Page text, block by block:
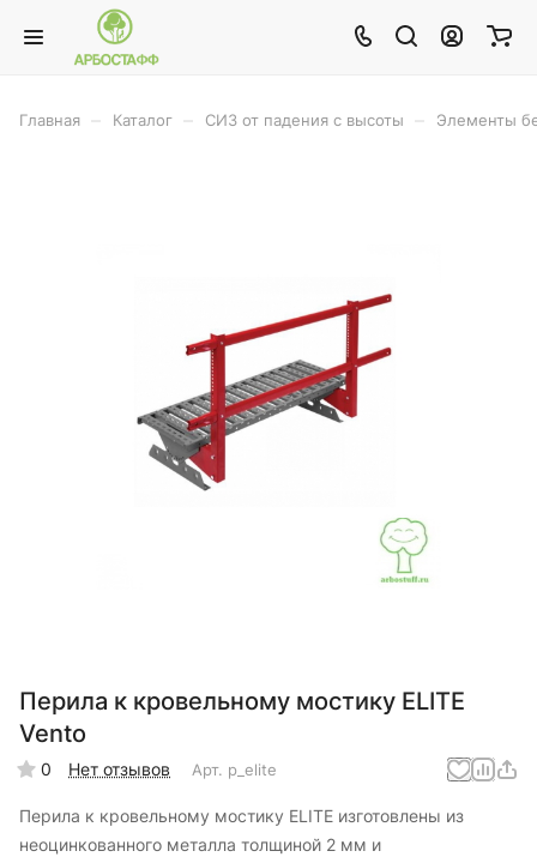
Главная Каталог СИЗ от падения с высоты Элементы
Перила к кровельному мостику ELITE
Vento
0 Нет отзывов Арт. p_elite
Перила к кровельному мостику ELITE изготовлены из
неоцинкованного металла толщиной 2 мм и